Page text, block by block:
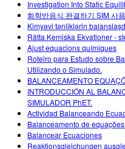
Investigation Into Static
화학반응식 완결하기 SIM 사
Kimyəvi tənliklərin
Rätta Kemiska Ekvationer -
Ajust equacions químiques
Roteiro para Estudo sobre
Utilizando o Simulado.
BALANCEAMENTO
INTRODUCCIÓN AL
SIMULADOR PhET.
Actividad Balanceando
Balanceamento de
Balancear Ecuaciones
Reaktionsgleichungen